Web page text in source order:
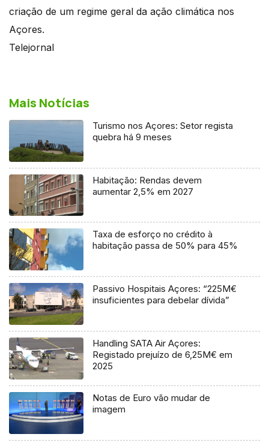
criação de um regime geral da ação climática nos
Açores.
Telejornal
Mais Notícias
Turismo nos Açores: Setor regista
quebra há 9 meses
Habitação: Rendas devem
aumentar 2,5% em 2027
Taxa de esforço no crédito à
habitação passa de 50% para 45%
Passivo Hospitais Açores: “225M€
insuficientes para debelar dívida”
Handling SATA Air Açores:
Registado prejuízo de 6,25M€ em
2025
Notas de Euro vão mudar de
imagem